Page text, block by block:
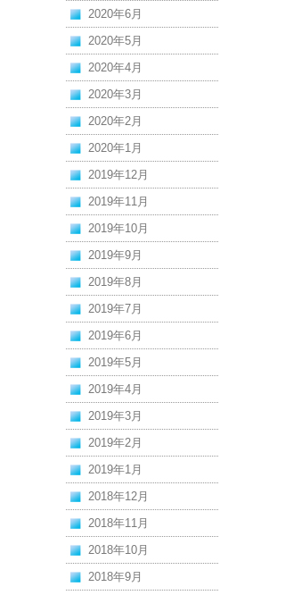
2020年6月
2020年5月
2020年4月
2020年3月
2020年2月
2020年1月
2019年12月
2019年11月
2019年10月
2019年9月
2019年8月
2019年7月
2019年6月
2019年5月
2019年4月
2019年3月
2019年2月
2019年1月
2018年12月
2018年11月
2018年10月
2018年9月